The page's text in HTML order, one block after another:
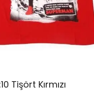
Tişört Kırmızı